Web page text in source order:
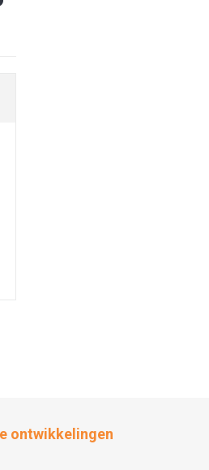
ontwikkelingen